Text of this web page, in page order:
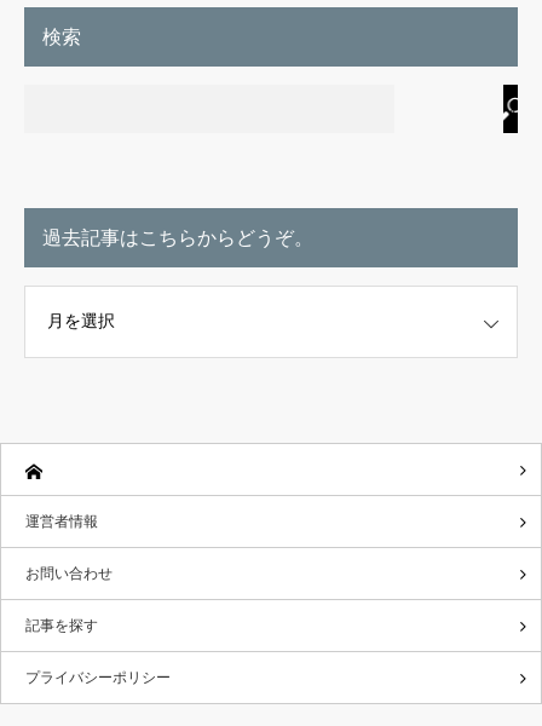
検索
過去記事はこちらからどうぞ。
運営者情報
お問い合わせ
記事を探す
プライバシーポリシー